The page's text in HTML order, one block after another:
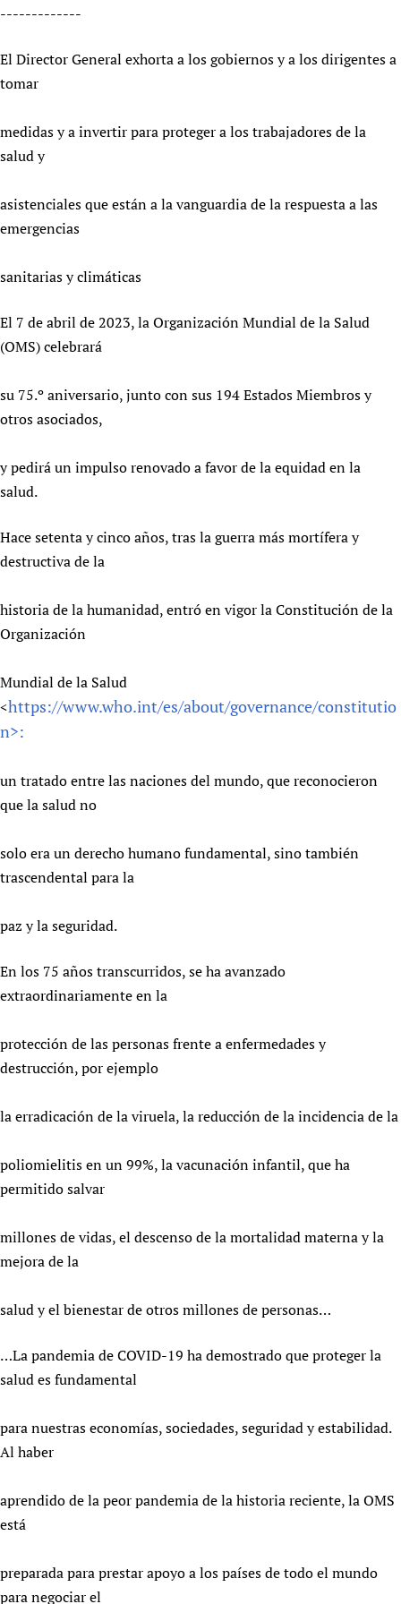
Newborn Care
-------------
El Director General exhorta a los gobiernos y a los dirigentes a
tomar
medidas y a invertir para proteger a los trabajadores de la
salud y
asistenciales que están a la vanguardia de la respuesta a las
emergencias
sanitarias y climáticas
El 7 de abril de 2023, la Organización Mundial de la Salud
(OMS) celebrará
su 75.º aniversario, junto con sus 194 Estados Miembros y
otros asociados,
y pedirá un impulso renovado a favor de la equidad en la
salud.
Hace setenta y cinco años, tras la guerra más mortífera y
destructiva de la
historia de la humanidad, entró en vigor la Constitución de la
Organización
Mundial de la Salud
<https://www.who.int/es/about/governance/constitutio
n>:
un tratado entre las naciones del mundo, que reconocieron
que la salud no
solo era un derecho humano fundamental, sino también
trascendental para la
paz y la seguridad.
En los 75 años transcurridos, se ha avanzado
extraordinariamente en la
protección de las personas frente a enfermedades y
destrucción, por ejemplo
la erradicación de la viruela, la reducción de la incidencia de la
poliomielitis en un 99%, la vacunación infantil, que ha
permitido salvar
millones de vidas, el descenso de la mortalidad materna y la
mejora de la
salud y el bienestar de otros millones de personas…
…La pandemia de COVID-19 ha demostrado que proteger la
salud es fundamental
para nuestras economías, sociedades, seguridad y estabilidad.
Al haber
aprendido de la peor pandemia de la historia reciente, la OMS
está
preparada para prestar apoyo a los países de todo el mundo
para negociar el